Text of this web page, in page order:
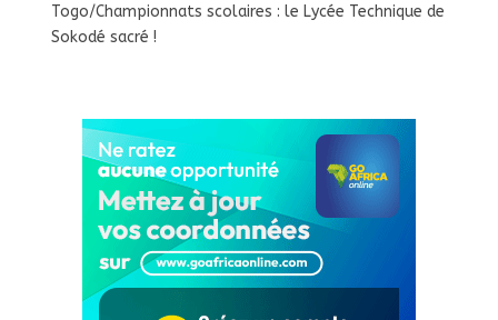
Togo/Championnats scolaires : le Lycée Technique de
Sokodé sacré !